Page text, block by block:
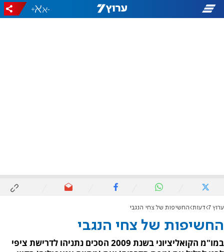
-
+
ערוץ 7 דעות החשיפות של צחי הנגבי
החשיפות של צחי הנגבי
במו"מ הקואליציוני בשנת 2009 הסכים נתניהו לדרישת ציפי